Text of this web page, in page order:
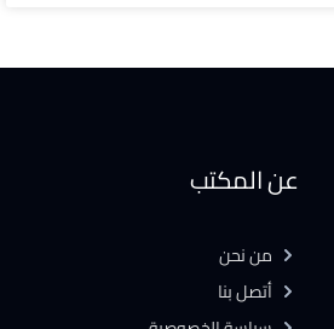
عن المكتب
من نحن
أتصل بنا